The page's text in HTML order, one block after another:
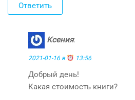
Ответить
Ксения:
2021-01-16 в 13:56
Добрый день!
Какая стоимость книги?